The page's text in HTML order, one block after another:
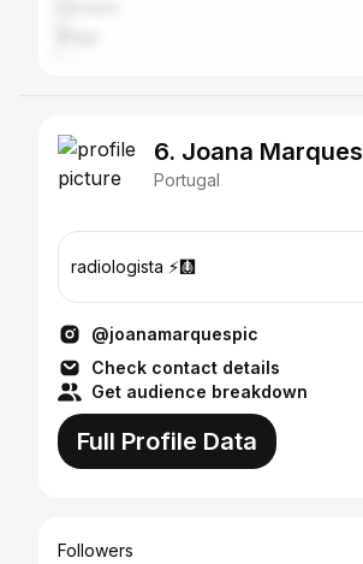
6. Joana Marques
Portugal
radiologista ⚡️🩻
@joanamarquespic
Check contact details
Get audience breakdown
Full Profile Data
Followers